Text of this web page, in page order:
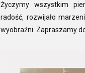
Życzymy wszystkim
radość, rozwijało
wyobraźni. Zapraszamy